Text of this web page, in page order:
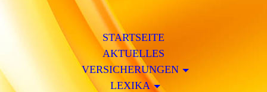
STARTSEITE
AKTUELLES
VERSICHERUNGEN
LEXIKA